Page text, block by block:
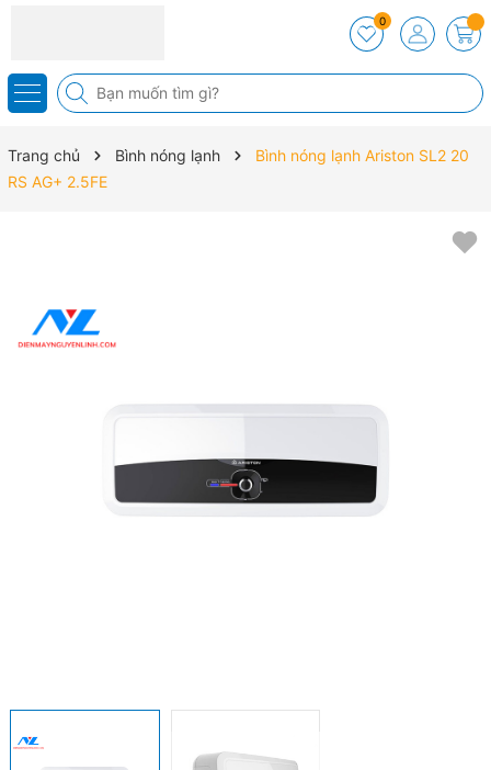
0
Trang chủ Bình nóng lạnh
Bình nóng lạnh Ariston SL2 20
RS AG+ 2.5FE